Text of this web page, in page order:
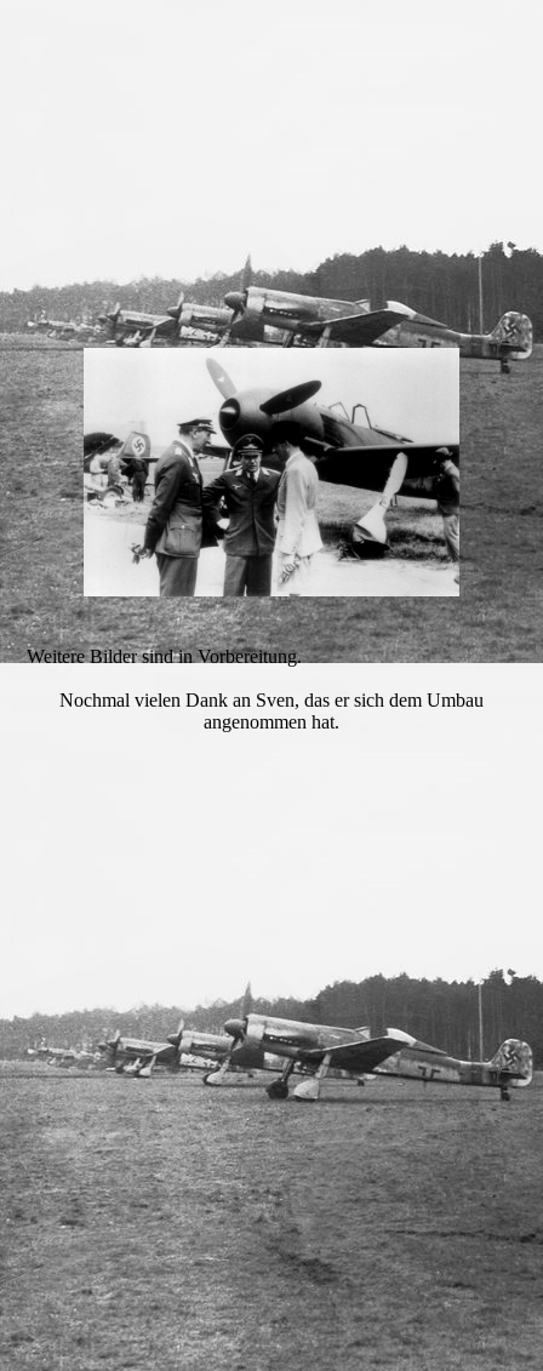
Weitere Bilder sind in Vorbereitung.
Nochmal vielen Dank an Sven, das er sich dem Umbau
angenommen hat.